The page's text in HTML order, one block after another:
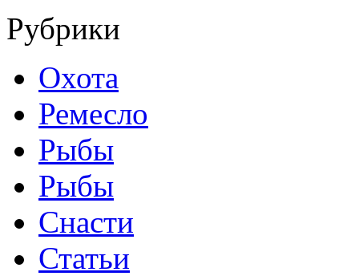
Рубрики
Охота
Ремесло
Рыбы
Рыбы
Снасти
Статьи